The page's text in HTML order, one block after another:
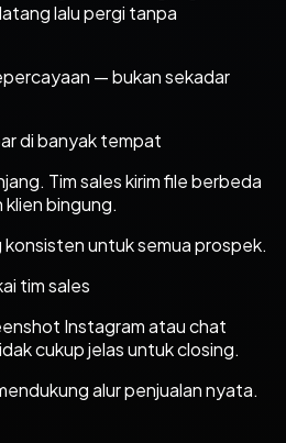
lalu pergi tanpa
— bukan sekadar
di banyak tempat
Tim sales kirim file berbeda
bingung.
konsisten untuk semua prospek.
tim sales
Instagram atau chat
cukup jelas untuk closing.
alur penjualan nyata.